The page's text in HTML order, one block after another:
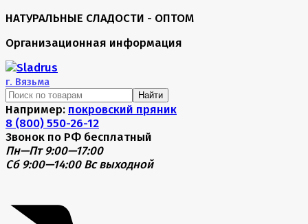
НАТУРАЛЬНЫЕ СЛАДОСТИ - ОПТОМ
Организационная информация
г. Вязьма
Найти
Например: покровский пряник
8 (800) 550-26-12
Звонок по РФ бесплатный
Пн—Пт 9:00—17:00
Сб 9:00—14:00 Вс выходной